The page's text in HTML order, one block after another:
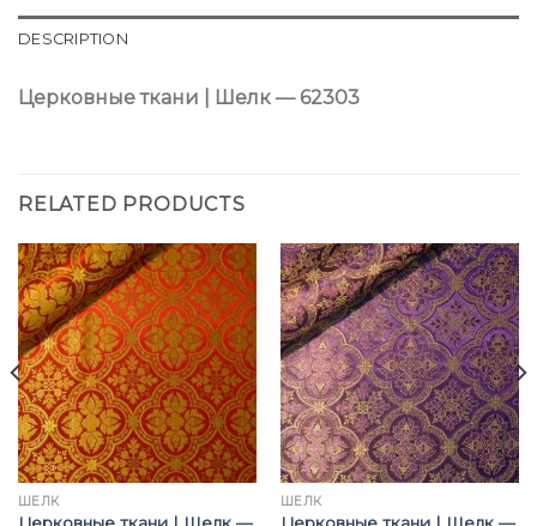
DESCRIPTION
Церковные ткани | Шелк — 62303
RELATED PRODUCTS
ШЁЛК
Церковные ткани | Шелк —
ШЁЛК
Церковные ткани | Шелк —